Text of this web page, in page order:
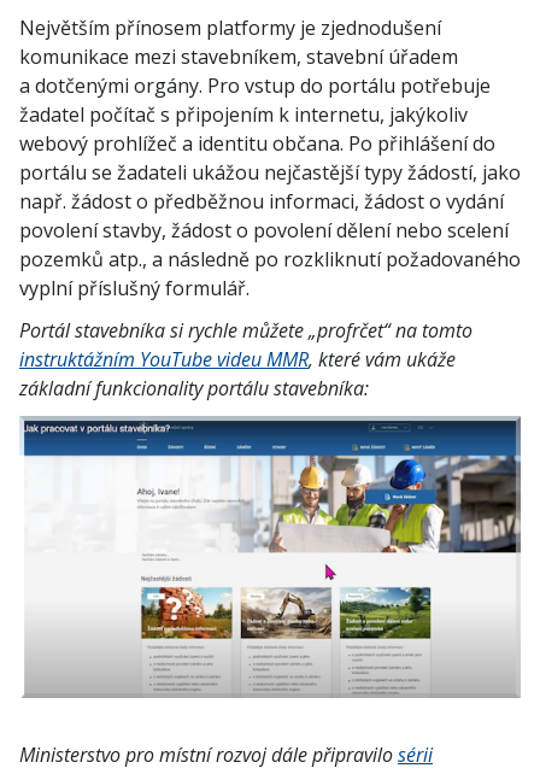
Největším přínosem platformy je zjednodušení
komunikace mezi stavebníkem, stavební úřadem
a dotčenými orgány. Pro vstup do portálu potřebuje
žadatel počítač s připojením k internetu, jakýkoliv
webový prohlížeč a identitu občana. Po přihlášení do
portálu se žadateli ukážou nejčastější typy žádostí, jako
např. žádost o předběžnou informaci, žádost o vydání
povolení stavby, žádost o povolení dělení nebo scelení
pozemků atp., a následně po rozkliknutí požadovaného
vyplní příslušný formulář.
Portál stavebníka si rychle můžete „profrčet“ na tomto
instruktážním YouTube videu MMR, které vám ukáže
základní funkcionality portálu stavebníka:
Ministerstvo pro místní rozvoj dále připravilosérii